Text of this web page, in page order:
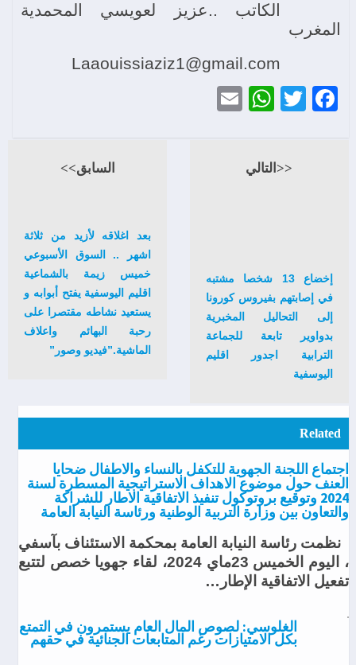
الكاتب ..عزيز لعويسي المحمدية
المغرب
Laaouissiaziz1@gmail.com
Facebook
Twitter
WhatsApp
السابق>>
بعد اغلاقه لأزيد من ثلاثة
اشهر .. السوق الأسبوعي
خميس زيمة بالشماعية
اقليم اليوسفية يفتح أبوابه و
يستعيد نشاطه مقتصرا على
رحبة البهائم واعلاف
الماشية.”فيديو وصور”
<<التالي
إخضاع 13 شخصا مشتبه
في إصابتهم بفيروس كورونا
إلى التحاليل المخبرية
بدواوير تابعة للجماعة
الترابية اجدور اقليم
اليوسفية
Related
اجتماع اللجنة الجهوية للتكفل بالنساء والاطفال ضحايا
العنف حول موضوع الاهداف الاستراتيجية المسطرة لسنة
2024 وتوقيع بروتوكول تنفيذ الاتفاقية الاطار للشراكة
والتعاون بين وزارة التربية الوطنية ورئاسة النيابة العامة
نظمت رئاسة النيابة العامة بمحكمة الاستئناف بآسفي
، اليوم الخميس 23ماي 2024، لقاء جهويا خصص لتتبع
تفعيل الاتفاقية الإطار…
الغلوسي: لصوص المال العام يستمرون في التمتع
بكل الامتيازات رغم المتابعات الجنائية في حقهم